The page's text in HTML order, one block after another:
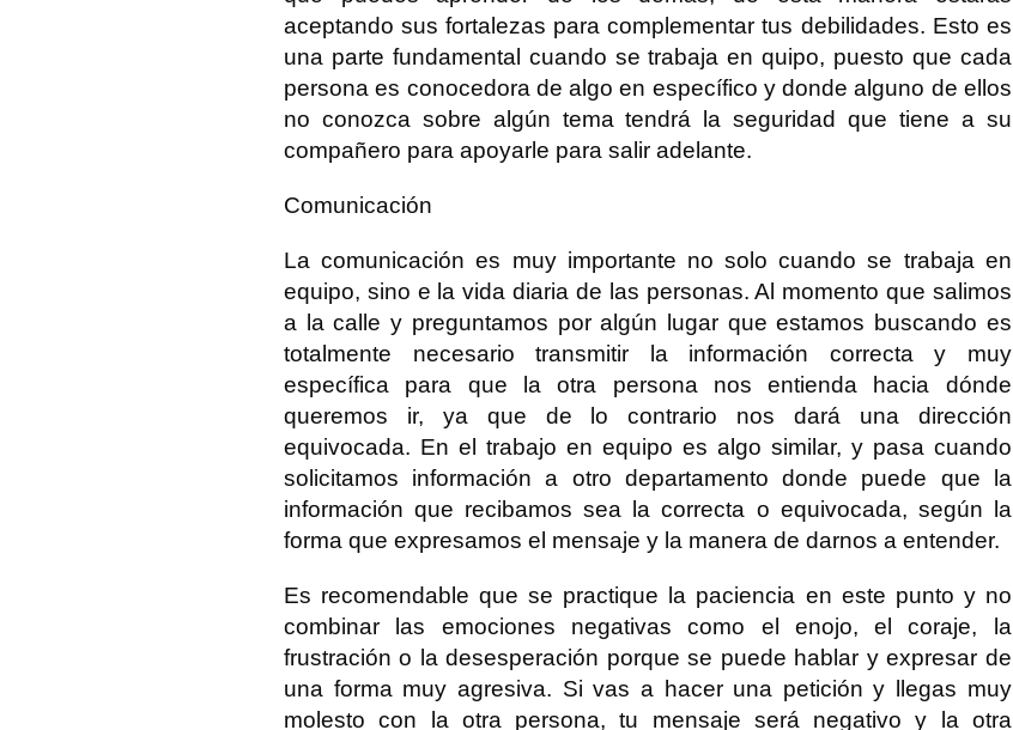
aceptando sus fortalezas para complementar tus debilidades. Esto es
una parte fundamental cuando se trabaja en quipo, puesto que cada
persona es conocedora de algo en específico y donde alguno de ellos
no conozca sobre algún tema tendrá la seguridad que tiene a su
compañero para apoyarle para salir adelante.
Comunicación
La comunicación es muy importante no solo cuando se trabaja en
equipo, sino e la vida diaria de las personas. Al momento que salimos
a la calle y preguntamos por algún lugar que estamos buscando es
totalmente necesario transmitir la información correcta y muy
específica para que la otra persona nos entienda hacia dónde
queremos ir, ya que de lo contrario nos dará una dirección
equivocada. En el trabajo en equipo es algo similar, y pasa cuando
solicitamos información a otro departamento donde puede que la
información que recibamos sea la correcta o equivocada, según la
forma que expresamos el mensaje y la manera de darnos a entender.
Es recomendable que se practique la paciencia en este punto y no
combinar las emociones negativas como el enojo, el coraje, la
frustración o la desesperación porque se puede hablar y expresar de
una forma muy agresiva. Si vas a hacer una petición y llegas muy
molesto con la otra persona, tu mensaje será negativo y la otra